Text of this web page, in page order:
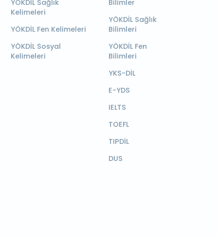
YÖKDİL Sağlık
Kelimeleri
YÖKDİL Fen Kelimeleri
YÖKDİL Sosyal
Kelimeleri
Bilimler
YÖKDİL Sağlık
Bilimleri
YÖKDİL Fen
Bilimleri
YKS-DİL
E-YDS
IELTS
TOEFL
TIPDİL
DUS